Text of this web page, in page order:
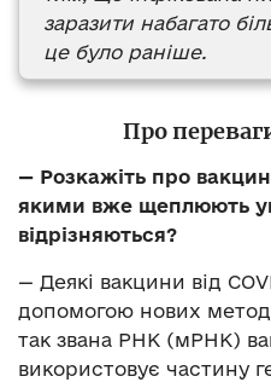
заразити набагато
це було раніше.
Про
— Розкажіть про
якими вже щеплюють
відрізняються?
— Деякі вакцини від
допомогою нових
так звана РНК (мРНК)
використовує частину